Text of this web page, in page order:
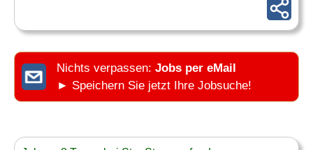
Nichts verpassen: Jobs per eMail
► Speichern Sie jetzt Ihre Jobsuche!